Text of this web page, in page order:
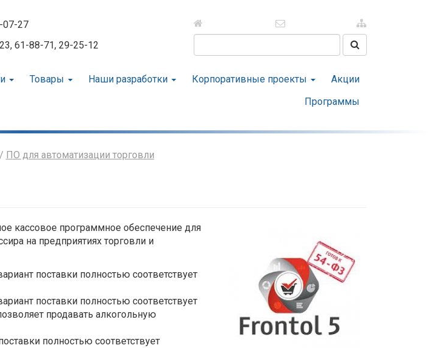
07-27
61-88-71, 29-25-12
Поиск на сайте
Товары Наши разработки Корпоративные проекты
Акции
Программы
/ ПО для автоматизации торговли
кассовое программное обеспечение для
на предприятиях торговли и
поставки полностью соответствует
поставки полностью соответствует
продавать алкогольную
полностью соответствует